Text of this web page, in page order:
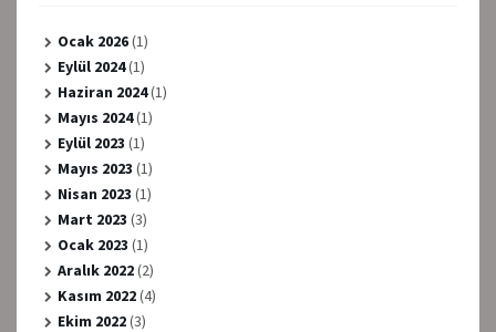
Ocak 2026(1)
Eylül 2024(1)
Haziran 2024(1)
Mayıs 2024(1)
Eylül 2023 (1)
Mayıs 2023 (1)
Nisan 2023 (1)
Mart 2023 (3)
Ocak 2023 (1)
Aralık 2022(2)
Kasım 2022(4)
Ekim 2022(3)